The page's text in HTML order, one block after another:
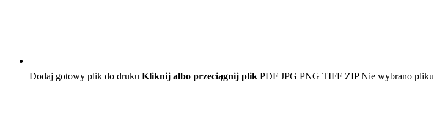
Dodaj gotowy plik do druku Kliknij albo przeciągnij plik PDF JPG PNG TIFF ZIP Nie wybrano pliku